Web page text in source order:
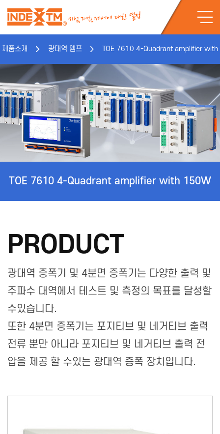
제품소개 광대역 앰프 TOE 7610 4-Quadrant amplifier with
TOE 7610 4-Quadrant amplifier with 150W
PRODUCT
광대역 증폭기 및 4분면 증폭기는 다양한 출력 및
주파수 대역에서 테스트 및 측정의 목표를 달성할
수있습니다.
또한 4분면 증폭기는 포지티브 및 네거티브 출력
전류 뿐만 아니라 포지티브 및 네거티브 출력 전
압을 제공 할 수있는 광대역 증폭 장치입니다.